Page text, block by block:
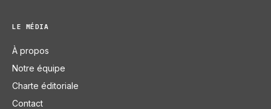
LE MÉDIA
À propos
Notre équipe
Charte éditoriale
Contact